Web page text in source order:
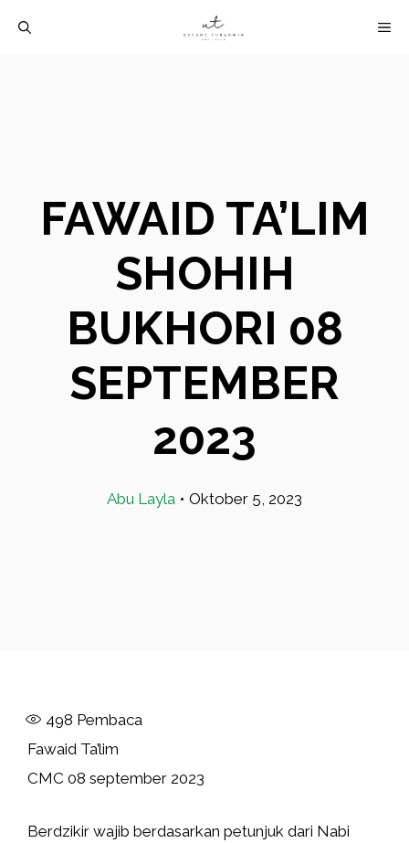
FAWAID TA’LIM
SHOHIH
BUKHORI 08
SEPTEMBER
2023
Abu Layla • Oktober 5, 2023
498 Pembaca
Fawaid Ta’lim
CMC 08 september 2023
Berdzikir wajib berdasarkan petunjuk dari Nabi